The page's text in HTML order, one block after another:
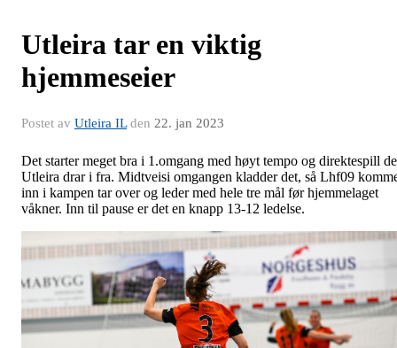
Utleira tar en viktig
hjemmeseier
Postet av Utleira ILden 22. jan 2023
Det starter meget bra i 1.omgang med høyt tempo og direktespill
Utleira drar i fra. Midtveisi omgangen kladder det, så Lhf09
inn i kampen tar over og leder med hele tre mål før hjemmelaget
våkner. Inn til pause er det en knapp 13-12 ledelse.